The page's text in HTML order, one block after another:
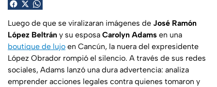
Luego de que se viralizaran imágenes de José Ramón
López Beltrán y su esposa Carolyn Adams en una
boutique de lujo en Cancún, la nuera del expresidente
López Obrador rompió el silencio. A través de sus redes
sociales, Adams lanzó una dura advertencia: analiza
emprender acciones legales contra quienes tomaron y